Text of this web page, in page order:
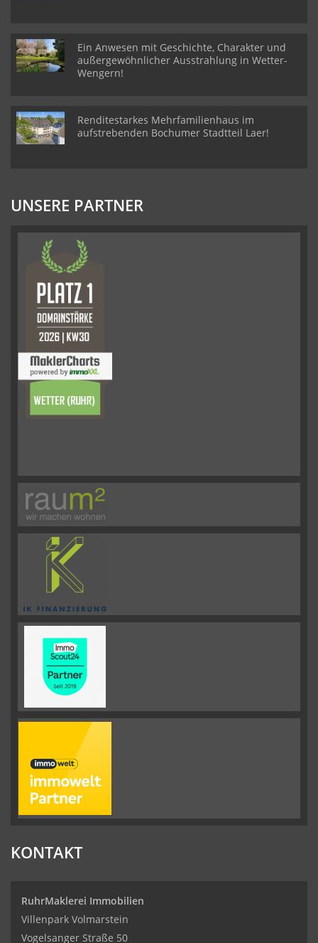
Ein Anwesen mit Geschichte, Charakter und
außergewöhnlicher Ausstrahlung in Wetter-
Wengern!
Renditestarkes Mehrfamilienhaus im
aufstrebenden Bochumer Stadtteil Laer!
UNSERE PARTNER
KONTAKT
RuhrMaklerei Immobilien
Villenpark Volmarstein
Vogelsanger Straße 50